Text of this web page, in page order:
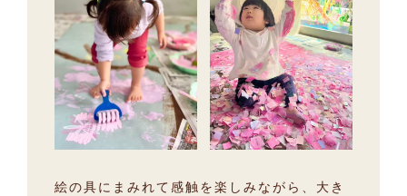
絵の具にまみれて感触を楽しみながら、大き